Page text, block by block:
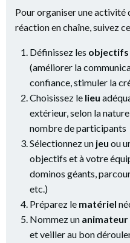
Pour organiser une activité
réaction en chaîne, suivez
Définissez les objectifs
(améliorer la
confiance, stimuler la
Choisissez le lieu
extérieur, selon la
nombre de participants
Sélectionnez un jeu ou
objectifs et à votre
dominos géants,
etc.)
Préparez le matériel
Nommez un animateur
et veiller au bon